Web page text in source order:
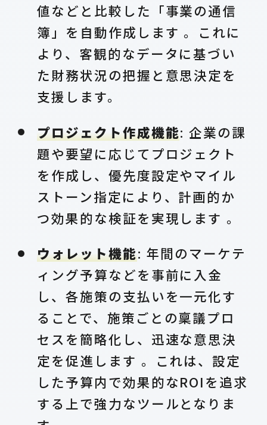
値などと比較した「事業の通信
簿」を自動作成します 。これに
より、客観的なデータに基づい
た財務状況の把握と意思決定を
支援します。
プロジェクト作成機能: 企業の課
題や要望に応じてプロジェクト
を作成し、優先度設定やマイル
ストーン指定により、計画的か
つ効果的な検証を実現します 。
ウォレット機能: 年間のマーケテ
ィング予算などを事前に入金
し、各施策の支払いを一元化す
ることで、施策ごとの稟議プロ
セスを簡略化し、迅速な意思決
定を促進します 。これは、設定
した予算内で効果的なROIを追求
する上で強力なツールとなりま